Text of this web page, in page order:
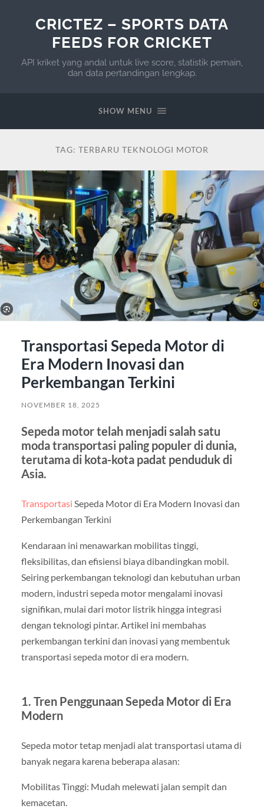
CRICTEZ – SPORTS DATA
FEEDS FOR CRICKET
API kriket yang andal untuk live score, statistik pemain,
dan data pertandingan lengkap.
SHOW MENU
TAG: TERBARU TEKNOLOGI MOTOR
Transportasi Sepeda Motor di
Era Modern Inovasi dan
Perkembangan Terkini
NOVEMBER 18, 2025
Sepeda motor telah menjadi salah satu
moda transportasi paling populer di dunia,
terutama di kota-kota padat penduduk di
Asia.
Transportasi Sepeda Motor di Era Modern Inovasi dan
Perkembangan Terkini
Kendaraan ini menawarkan mobilitas tinggi,
fleksibilitas, dan efisiensi biaya dibandingkan mobil.
Seiring perkembangan teknologi dan kebutuhan urban
modern, industri sepeda motor mengalami inovasi
signifikan, mulai dari motor listrik hingga integrasi
dengan teknologi pintar. Artikel ini membahas
perkembangan terkini dan inovasi yang membentuk
transportasi sepeda motor di era modern.
1. Tren Penggunaan Sepeda Motor di Era
Modern
Sepeda motor tetap menjadi alat transportasi utama di
banyak negara karena beberapa alasan:
Mobilitas Tinggi: Mudah melewati jalan sempit dan
kemacetan.